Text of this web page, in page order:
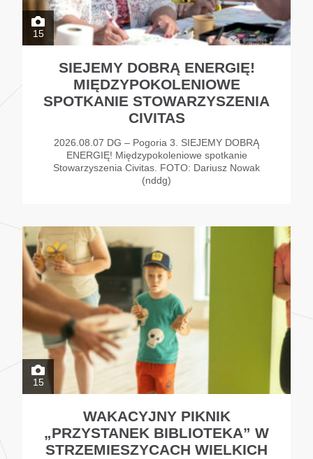
15
SIEJEMY DOBRĄ ENERGIĘ!
MIĘDZYPOKOLENIOWE
SPOTKANIE STOWARZYSZENIA
CIVITAS
2026.08.07 DG – Pogoria 3. SIEJEMY DOBRĄ
ENERGIĘ! Międzypokoleniowe spotkanie
Stowarzyszenia Civitas. FOTO: Dariusz Nowak
(nddg)
15
WAKACYJNY PIKNIK
„PRZYSTANEK BIBLIOTEKA” W
STRZEMIESZYCACH WIELKICH